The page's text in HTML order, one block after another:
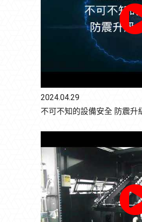
2024.04.29
不可不知的設備安全 防震升